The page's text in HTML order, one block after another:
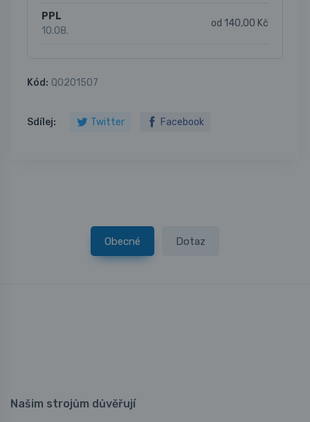
PPL
10.08.
od 140,00 Kč
Kód: Q0201507
Sdílej: Twitter Facebook
Obecné Dotaz
Našim strojům důvěřují